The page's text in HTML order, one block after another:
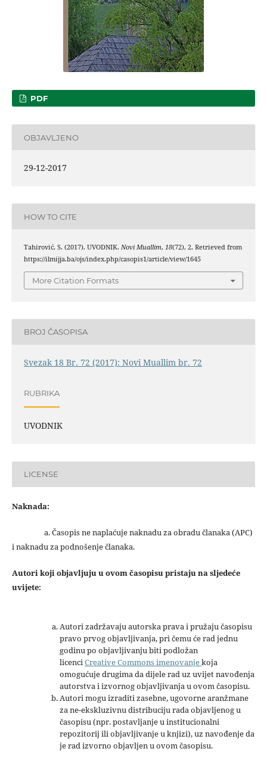
PDF
OBJAVLJENO
29-12-2017
HOW TO CITE
Tahirović, S. (2017). UVODNIK. Novi Muallim, 18(72), 2. Retrieved from
https://ilmijja.ba/ojs/index.php/casopis1/article/view/1645
More Citation Formats
BROJ ČASOPISA
Svezak 18 Br. 72 (2017): Novi Muallim br. 72
RUBRIKA
UVODNIK
LICENSE
Naknada:
a. Časopis ne naplaćuje naknadu za obradu članaka (APC)
i naknadu za podnošenje članaka.
Autori koji objavljuju u ovom časopisu pristaju na sljedeće
uvijete:
Autori zadržavaju autorska prava i pružaju časopisu
pravo prvog objavljivanja, pri čemu će rad jednu
godinu po objavljivanju biti podložan
licenciCreative Commons imenovanjekoja
omogućuje drugima da dijele rad uz uvijet navođenja
autorstva i izvornog objavljivanja u ovom časopisu.
Autori mogu izraditi zasebne, ugovorne aranžmane
za ne-ekskluzivnu distribuciju rada objavljenog u
časopisu (npr. postavljanje u institucionalni
repozitorij ili objavljivanje u knjizi), uz navođenje da
je rad izvorno objavljen u ovom časopisu.